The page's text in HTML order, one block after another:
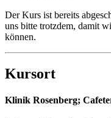
Der Kurs ist bereits
uns bitte trotzdem, damit
können.
Kursort
Klinik Rosenberg;